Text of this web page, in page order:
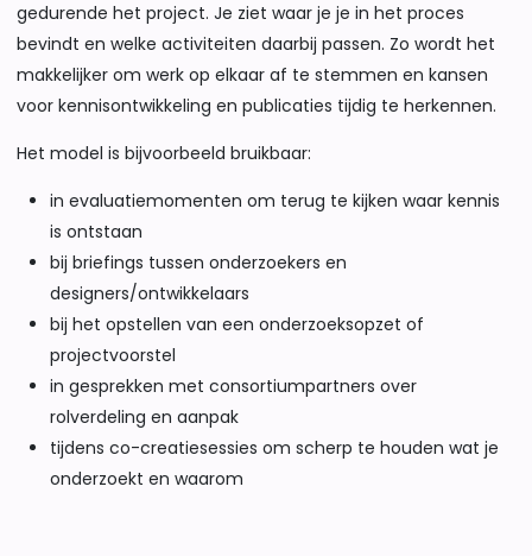
gedurende het project. Je ziet waar je je in het proces
bevindt en welke activiteiten daarbij passen. Zo wordt het
makkelijker om werk op elkaar af te stemmen en kansen
voor kennisontwikkeling en publicaties tijdig te herkennen.
Het model is bijvoorbeeld bruikbaar:
in evaluatiemomenten om terug te kijken waar kennis
is ontstaan
bij briefings tussen onderzoekers en
designers/ontwikkelaars
bij het opstellen van een onderzoeksopzet of
projectvoorstel
in gesprekken met consortiumpartners over
rolverdeling en aanpak
tijdens co-creatiesessies om scherp te houden wat je
onderzoekt en waarom